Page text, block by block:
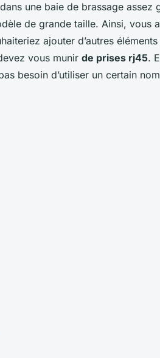
une baie de brassage assez
de grande taille. Ainsi, vous
ajouter d’autres
vous munir de prises rj45.
besoin d’utiliser un certain